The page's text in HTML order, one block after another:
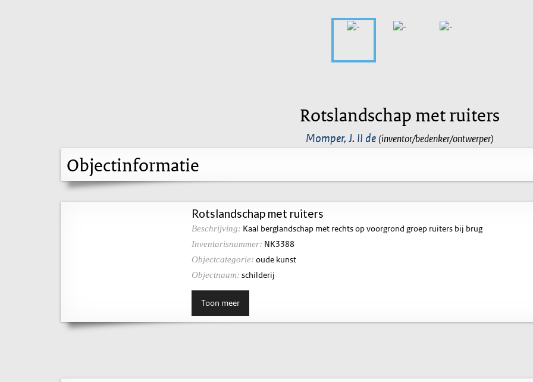
Rotslandschap met ruiters
Momper, J. II de (inventor/bedenker/ontwerper)
Objectinformatie
Rotslandschap met ruiters
Beschrijving: Kaal berglandschap met rechts op voorgrond groep ruiters bij brug
Inventarisnummer: NK3388
Objectcategorie: oude kunst
Objectnaam: schilderij
Toon meer